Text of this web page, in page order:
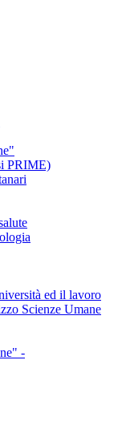
PRIME)
ed il lavoro
Scienze Umane
-